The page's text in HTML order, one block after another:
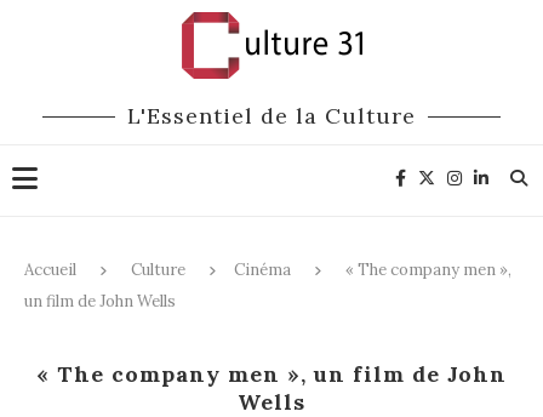
L'Essentiel de la Culture
Accueil Culture Cinéma
« The company men »,
un film de John Wells
« The company men », un film de John
Wells